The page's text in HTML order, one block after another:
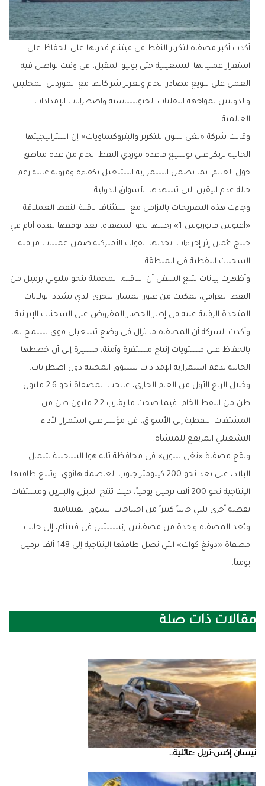
أكدت أكبر مصفاة لتكرير النفط في فيتنام قدرتها على الحفاظ على
استقرار عملياتها التشغيلية حتى يونيو المقبل، في وقت تواصل فيه
العمل على تنويع مصادر الخام وتعزيز شراكاتها مع الموردين المحليين
والدوليين لمواجهة التقلبات الجيوسياسية واضطرابات الإمدادات
العالمية.
وقالت شركة «نغي سون للتكرير والبتروكيماويات» إن استراتيجيتها
الحالية ترتكز على توسيع قاعدة موردي النفط الخام من عدة مناطق
حول العالم، بما يضمن استمرارية التشغيل بكفاءة ومرونة عالية رغم
حالة عدم اليقين التي تشهدها الأسواق الدولية.
وجاءت هذه التصريحات بالتزامن مع استئناف ناقلة النفط العملاقة
«أغيوس فانوريوس 1» رحلتها نحو المصفاة، بعد توقفها لعدة أيام في
خليج عُمان إثر إجراءات اتخذتها القوات الأميركية ضمن عمليات مراقبة
الشحنات النفطية في المنطقة.
وأظهرت بيانات تتبع السفن أن الناقلة، المحملة بنحو مليوني برميل من
النفط العراقي، تمكنت من عبور المسار البحري الذي تشدد الولايات
المتحدة الرقابة عليه في إطار الحصار المفروض على الشحنات الإيرانية.
وأكدت الشركة أن المصفاة ما تزال في وضع تشغيلي قوي يسمح لها
بالحفاظ على مستويات إنتاج مستقرة وآمنة، مشيرة إلى أن خططها
الحالية تدعم استمرارية الإمدادات للسوق المحلية دون اضطرابات.
وخلال الربع الأول من العام الجاري، عالجت المصفاة نحو 2.6 مليون
طن من النفط الخام، فيما ضخت ما يقارب 2.2 مليون طن من
المشتقات النفطية إلى الأسواق، في مؤشر على استمرار الأداء
التشغيلي المرتفع للمنشأة.
وتقع مصفاة «نغي سون» في محافظة ثانه هوا الساحلية شمال
البلاد، على بعد نحو 200 كيلومتر جنوب العاصمة هانوي، وتبلغ طاقتها
الإنتاجية نحو 200 ألف برميل يومياً، حيث تنتج الديزل والبنزين ومشتقات
نفطية أخرى تلبي جانباً كبيراً من احتياجات السوق الفيتنامية.
وتُعد المصفاة واحدة من مصفاتين رئيسيتين في فيتنام، إلى جانب
مصفاة «دونغ كوات» التي تصل طاقتها الإنتاجية إلى 148 ألف برميل
يومياً.
مقالات ذات صلة
نيسان‭ ‬إكس‭-‬تريل‭: ‬عائلية‭ ...